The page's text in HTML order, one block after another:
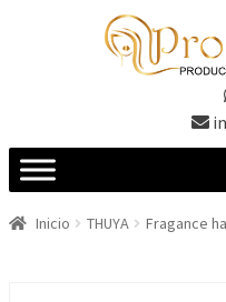
Inicio THUYA Fragance